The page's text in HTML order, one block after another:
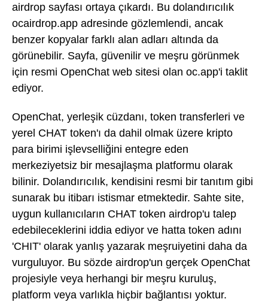
airdrop sayfası ortaya çıkardı. Bu dolandırıcılık
ocairdrop.app adresinde gözlemlendi, ancak
benzer kopyalar farklı alan adları altında da
görünebilir. Sayfa, güvenilir ve meşru görünmek
için resmi OpenChat web sitesi olan oc.app'i taklit
ediyor.
OpenChat, yerleşik cüzdanı, token transferleri ve
yerel CHAT token'ı da dahil olmak üzere kripto
para birimi işlevselliğini entegre eden
merkeziyetsiz bir mesajlaşma platformu olarak
bilinir. Dolandırıcılık, kendisini resmi bir tanıtım gibi
sunarak bu itibarı istismar etmektedir. Sahte site,
uygun kullanıcıların CHAT token airdrop'u talep
edebileceklerini iddia ediyor ve hatta token adını
'CHIT' olarak yanlış yazarak meşruiyetini daha da
vurguluyor. Bu sözde airdrop'un gerçek OpenChat
projesiyle veya herhangi bir meşru kuruluş,
platform veya varlıkla hiçbir bağlantısı yoktur.